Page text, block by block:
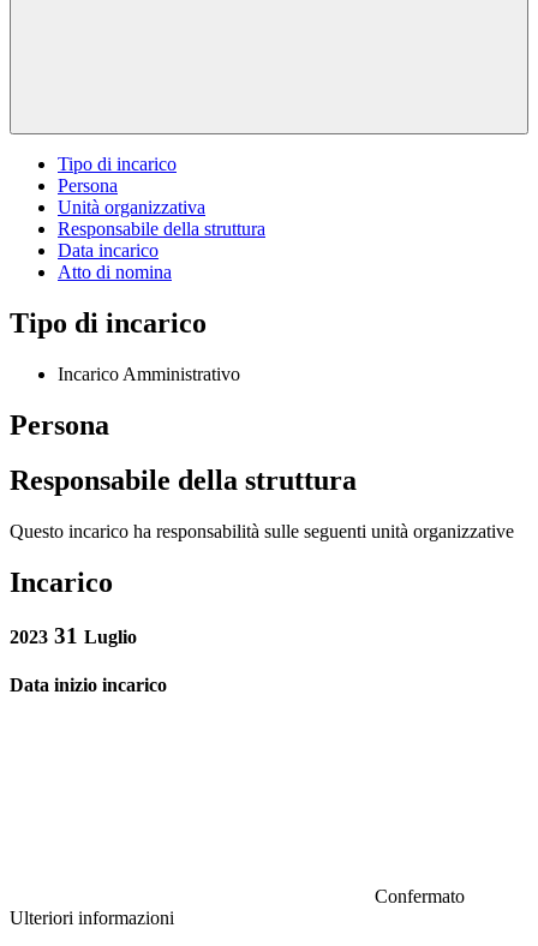
Tipo di incarico
Persona
Unità organizzativa
Responsabile della struttura
Data incarico
Atto di nomina
Tipo di incarico
Incarico Amministrativo
Persona
Responsabile della struttura
Questo incarico ha responsabilità sulle seguenti unità organizzative
Incarico
2023 31 Luglio
Data inizio incarico
Confermato
Ulteriori informazioni